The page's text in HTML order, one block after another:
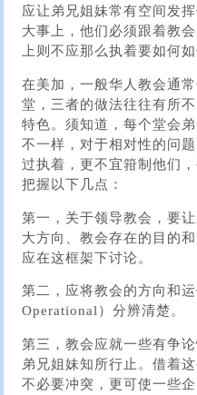
应让弟兄姐妹常有空间发
大事上，他们必须跟着教
上则不应那么执着要如何如
在美加，一般华人教会通
堂，三者的做法往往有所
特色。须知道，每个堂会
不一样，对于相对性的问
过执着，更不宜箝制他们
把握以下几点：
第一，关于领导教会，要
大方向、教会存在的目的
应在这框架下讨论。
第二，应将教会的方向和
Operational）分辨清楚。
第三，教会应就一些有争
弟兄姐妹知所行止。借着
不必要冲突，更可使一些